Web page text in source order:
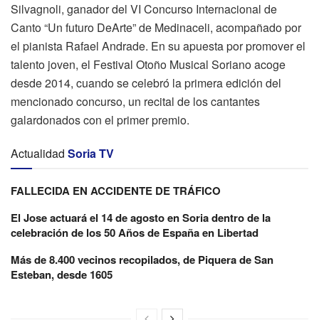
Silvagnoli, ganador del VI Concurso Internacional de
Canto “Un futuro DeArte” de Medinaceli, acompañado por
el pianista Rafael Andrade. En su apuesta por promover el
talento joven, el Festival Otoño Musical Soriano acoge
desde 2014, cuando se celebró la primera edición del
mencionado concurso, un recital de los cantantes
galardonados con el primer premio.
Actualidad Soria TV
FALLECIDA EN ACCIDENTE DE TRÁFICO
El Jose actuará el 14 de agosto en Soria dentro de la
celebración de los 50 Años de España en Libertad
Más de 8.400 vecinos recopilados, de Piquera de San
Esteban, desde 1605